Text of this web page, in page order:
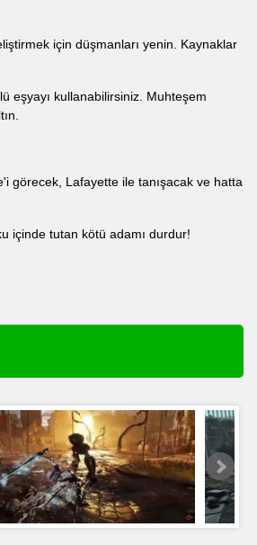
için düşmanları yenin. Kaynaklar
eşyayı kullanabilirsiniz. Muhteşem
görecek, Lafayette ile tanışacak ve hatta
içinde tutan kötü adamı durdur!